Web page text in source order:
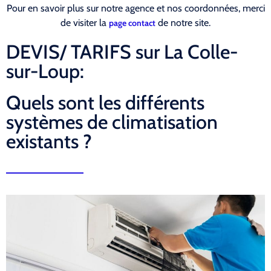
Pour en savoir plus sur notre agence et nos coordonnées, merci
de visiter la page contact de notre site.
DEVIS/ TARIFS sur La Colle-
sur-Loup:
Quels sont les différents
systèmes de climatisation
existants ?